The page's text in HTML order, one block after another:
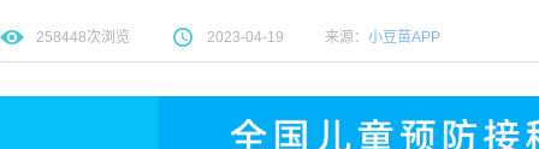
258448次浏览 2023-04-19 来源： 小豆苗APP